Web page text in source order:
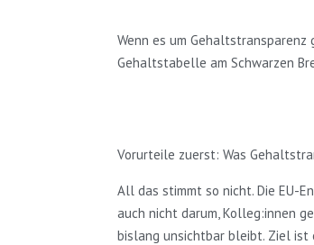
Wenn es um Gehaltstransparenz
Gehaltstabelle am Schwarzen
Vorurteile zuerst: Was
All das stimmt so nicht. Die EU-
auch nicht darum, Kolleg:innen
bislang unsichtbar bleibt. Ziel ist